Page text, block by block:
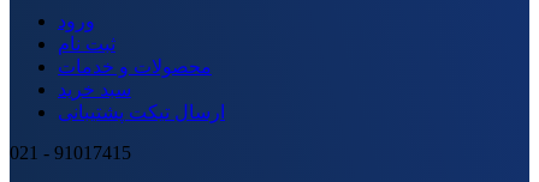
ورود
ثبت نام
محصولات و خدمات
سبد خرید
ارسال تیکت پشتیبانی
021 - 91017415